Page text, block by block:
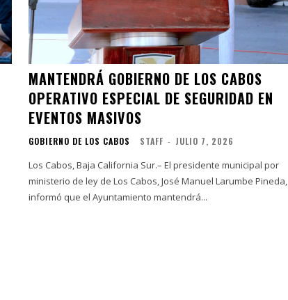
MANTENDRÁ GOBIERNO DE LOS CABOS
OPERATIVO ESPECIAL DE SEGURIDAD EN
EVENTOS MASIVOS
GOBIERNO DE LOS CABOS STAFF - JULIO 7, 2026
Los Cabos, Baja California Sur.– El presidente municipal por
ministerio de ley de Los Cabos, José Manuel Larumbe Pineda,
informó que el Ayuntamiento mantendrá...